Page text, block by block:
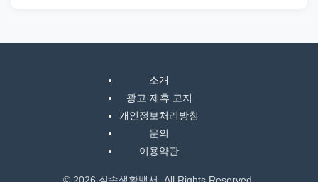
소개
광고·제휴 고지
개인정보처리방침
문의
이용약관